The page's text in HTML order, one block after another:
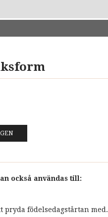
också användas till:
pryda födelsedagstårtan med.